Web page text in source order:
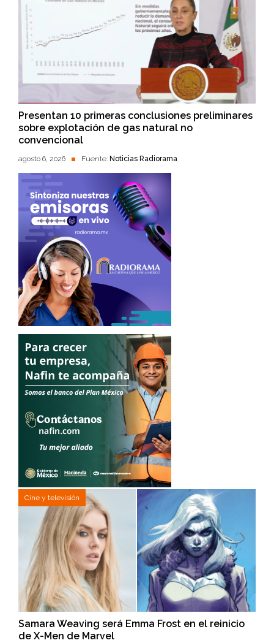
Presentan 10 primeras conclusiones preliminares
sobre explotación de gas natural no
convencional
agosto 6, 2026 Fuente: Noticias Radiorama
Cine y televisión
Samara Weaving será Emma Frost en el reinicio
de X-Men de Marvel